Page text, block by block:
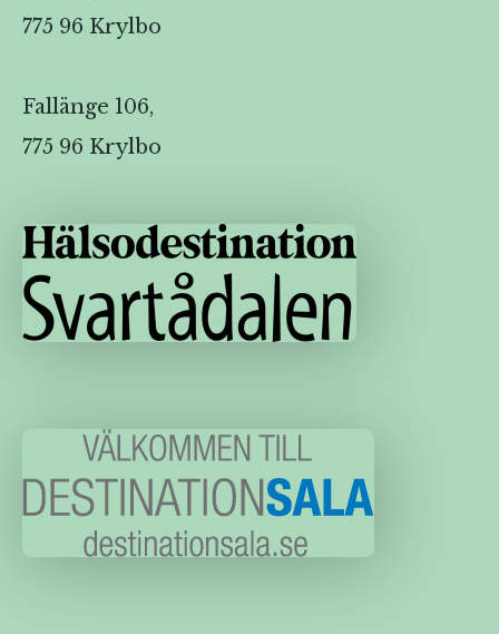
775 96 Krylbo
Fallänge 106,
775 96 Krylbo